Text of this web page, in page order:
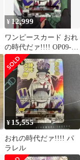
¥ 12,999
ワンピースカード おれ
の時代だァ!!!! OP09-
096
¥ 15,555
おれの時代だァ!!!! パ
ラレル